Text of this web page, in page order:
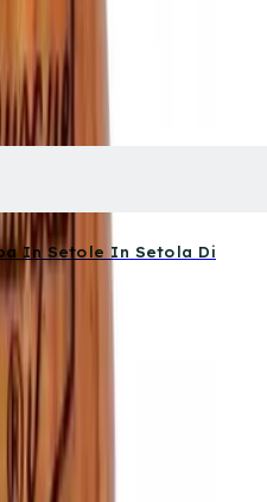
In Setole In Setola Di